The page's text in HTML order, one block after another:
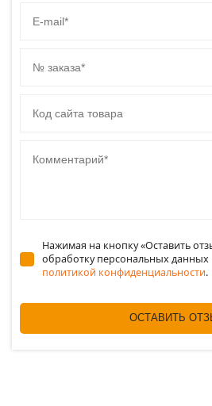
Нажимая на кнопку «Оставить
обработку персональных данных
политикой конфиденциальности.
ОСТАВИТЬ